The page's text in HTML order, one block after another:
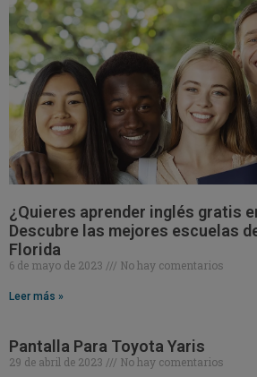
¿Quieres aprender inglés gratis
Descubre las mejores escuelas
Florida
6 de mayo de 2023 No hay comentarios
Leer más »
Pantalla Para Toyota Yaris
29 de abril de 2023 No hay comentarios